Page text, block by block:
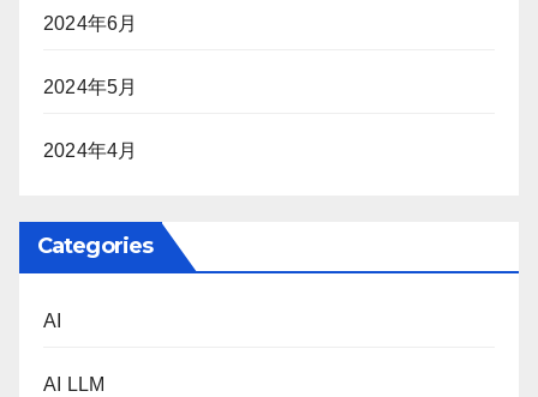
2024年6月
2024年5月
2024年4月
Categories
AI
AI LLM